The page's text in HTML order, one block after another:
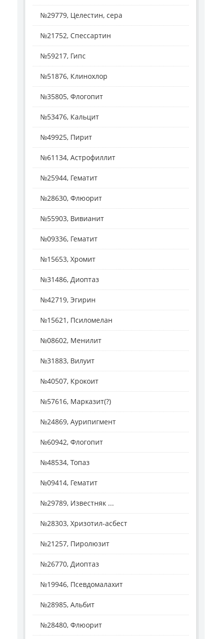
№29779, Целестин, сера
№21752, Спессартин
№59217, Гипс
№51876, Клинохлор
№35805, Флогопит
№53476, Кальцит
№49925, Пирит
№61134, Астрофиллит
№25944, Гематит
№28630, Флюорит
№55903, Вивианит
№09336, Гематит
№15653, Хромит
№31486, Диоптаз
№42719, Эгирин
№15621, Псиломелан
№08602, Менилит
№31883, Вилуит
№40507, Крокоит
№57616, Марказит(?)
№24869, Аурипигмент
№60942, Флогопит
№48534, Топаз
№09414, Гематит
№29789, Известняк ...
№28303, Хризотил-асбест
№21257, Пиролюзит
№26770, Диоптаз
№19946, Псевдомалахит
№28985, Альбит
№28480, Флюорит